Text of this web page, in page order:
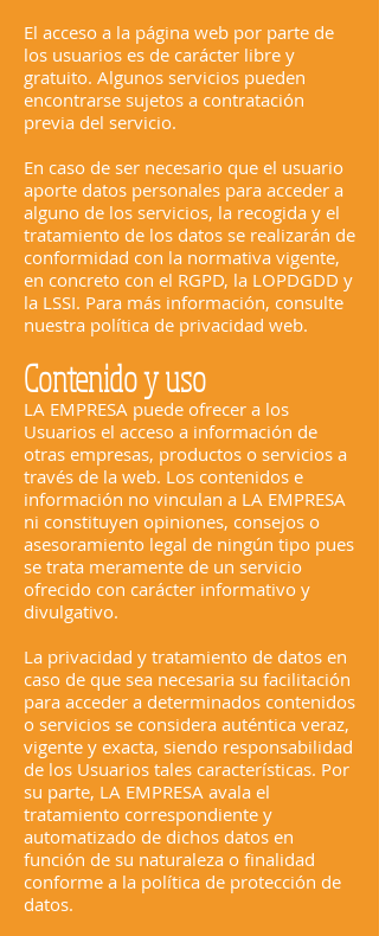
El acceso a la página web por parte de
los usuarios es de carácter libre y
gratuito. Algunos servicios pueden
encontrarse sujetos a contratación
previa del servicio.
En caso de ser necesario que el usuario
aporte datos personales para acceder a
alguno de los servicios, la recogida y el
tratamiento de los datos se realizarán de
conformidad con la normativa vigente,
en concreto con el RGPD, la LOPDGDD y
la LSSI. Para más información, consulte
nuestra política de privacidad web.
Contenido y uso
LA EMPRESA puede ofrecer a los
Usuarios el acceso a información de
otras empresas, productos o servicios a
través de la web. Los contenidos e
información no vinculan a LA EMPRESA
ni constituyen opiniones, consejos o
asesoramiento legal de ningún tipo pues
se trata meramente de un servicio
ofrecido con carácter informativo y
divulgativo.
La privacidad y tratamiento de datos en
caso de que sea necesaria su facilitación
para acceder a determinados contenidos
o servicios se considera auténtica veraz,
vigente y exacta, siendo responsabilidad
de los Usuarios tales características. Por
su parte, LA EMPRESA avala el
tratamiento correspondiente y
automatizado de dichos datos en
función de su naturaleza o finalidad
conforme a la política de protección de
datos.